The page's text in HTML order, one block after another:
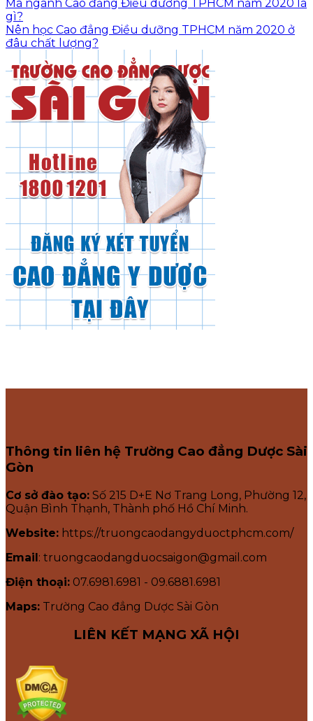
Mã ngành Cao đẳng Điều dưỡng TPHCM năm 2020 là
gì?
Nên học Cao đẳng Điều dưỡng TPHCM năm 2020 ở
đâu chất lượng?
Thông tin liên hệ Trường Cao đẳng Dược Sài
Gòn
Cơ sở đào tạo: Số 215 D+E Nơ Trang Long, Phường 12,
Quận Bình Thạnh, Thành phố Hồ Chí Minh.
Website: https://truongcaodangyduoctphcm.com/
Email: truongcaodangduocsaigon@gmail.com
Điện thoại: 07.6981.6981 - 09.6881.6981
Maps: Trường Cao đẳng Dược Sài Gòn
LIÊN KẾT MẠNG XÃ HỘI